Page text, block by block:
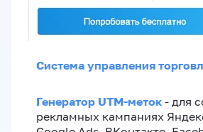
Система управления
Генератор UTM-меток - для
рекламных кампаниях